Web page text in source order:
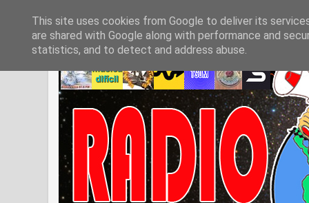
This site uses cookies from Google to deliver its
are shared with Google along with performance and
statistics, and to detect and address abuse.